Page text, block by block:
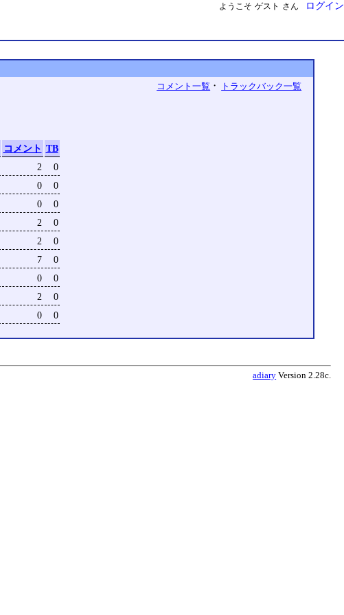
ようこそ ゲスト さん ログイン
コメント一覧 ・ トラックバック一覧
コメント TB
2
0
0
0
0
0
2
0
2
0
7
0
0
0
2
0
0 0
adiary Version 2.28c.